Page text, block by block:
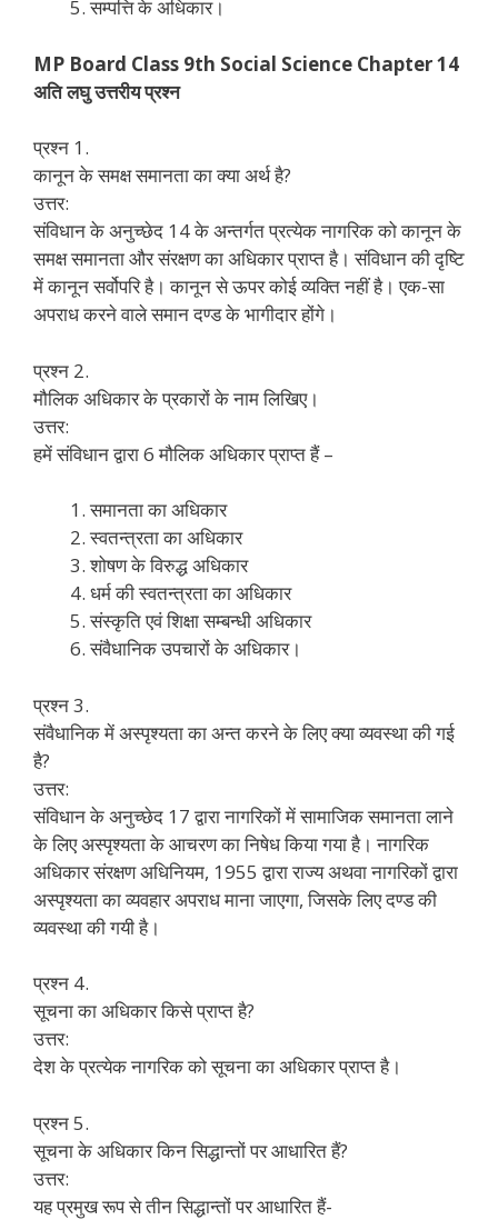
सम्पत्ति के अधिकार।
MP Board Class 9th Social Science Chapter 14
अति लघु उत्तरीय प्रश्न
प्रश्न 1.
कानून के समक्ष समानता का क्या अर्थ है?
उत्तर:
संविधान के अनुच्छेद 14 के अन्तर्गत प्रत्येक नागरिक को कानून के
समक्ष समानता और संरक्षण का अधिकार प्राप्त है। संविधान की दृष्टि
में कानून सर्वोपरि है। कानून से ऊपर कोई व्यक्ति नहीं है। एक-सा
अपराध करने वाले समान दण्ड के भागीदार होंगे।
प्रश्न 2.
मौलिक अधिकार के प्रकारों के नाम लिखिए।
उत्तर:
हमें संविधान द्वारा 6 मौलिक अधिकार प्राप्त हैं –
समानता का अधिकार
स्वतन्त्रता का अधिकार
शोषण के विरुद्ध अधिकार
धर्म की स्वतन्त्रता का अधिकार
संस्कृति एवं शिक्षा सम्बन्धी अधिकार
संवैधानिक उपचारों के अधिकार।
प्रश्न 3.
संवैधानिक में अस्पृश्यता का अन्त करने के लिए क्या व्यवस्था की गई
है?
उत्तर:
संविधान के अनुच्छेद 17 द्वारा नागरिकों में सामाजिक समानता लाने
के लिए अस्पृश्यता के आचरण का निषेध किया गया है। नागरिक
अधिकार संरक्षण अधिनियम, 1955 द्वारा राज्य अथवा नागरिकों द्वारा
अस्पृश्यता का व्यवहार अपराध माना जाएगा, जिसके लिए दण्ड की
व्यवस्था की गयी है।
प्रश्न 4.
सूचना का अधिकार किसे प्राप्त है?
उत्तर:
देश के प्रत्येक नागरिक को सूचना का अधिकार प्राप्त है।
प्रश्न 5.
सूचना के अधिकार किन सिद्धान्तों पर आधारित हैं?
उत्तर:
यह प्रमुख रूप से तीन सिद्धान्तों पर आधारित हैं-